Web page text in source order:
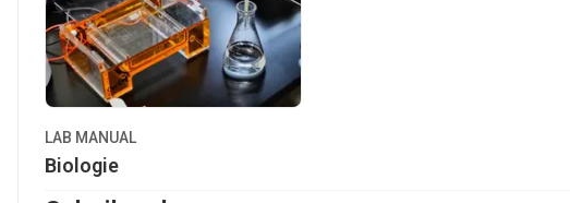
LAB MANUAL
Biologie